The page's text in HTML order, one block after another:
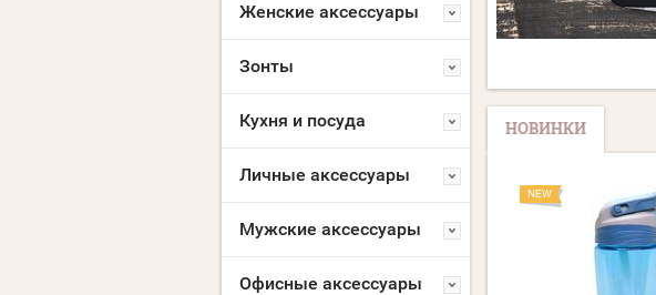
Женские аксессуары
Зонты
Кухня и посуда
Личные аксессуары
Мужские аксессуары
Офисные аксессуары
НОВИНКИ
NEW